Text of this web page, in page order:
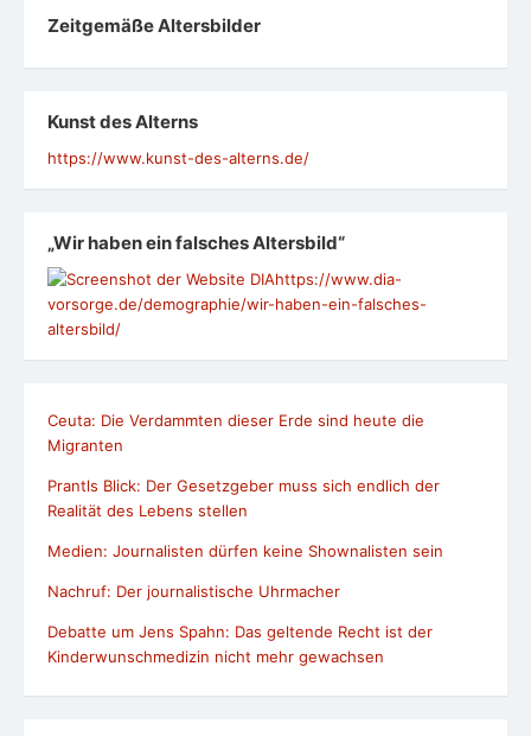
Zeit­ge­mäße Alters­bil­der
Kunst des Alterns
https://www.kunst-des-alterns.de/
„Wir haben ein falsches Altersbild“
https://www.dia-
vorsorge.de/demographie/wir-haben-ein-falsches-
altersbild/
Ceuta: Die Verdammten dieser Erde sind heute die
Migranten
Prantls Blick: Der Gesetzgeber muss sich endlich der
Realität des Lebens stellen
Medien: Journalisten dürfen keine Shownalisten sein
Nachruf: Der journalistische Uhrmacher
Debatte um Jens Spahn: Das geltende Recht ist der
Kinderwunschmedizin nicht mehr gewachsen